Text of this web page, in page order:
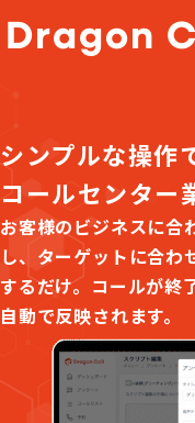
Dragon
シンプルな操作
コールセンター
お客様のビジネスに合
し、ターゲットに合わ
するだけ。コールが終
自動で反映されます。